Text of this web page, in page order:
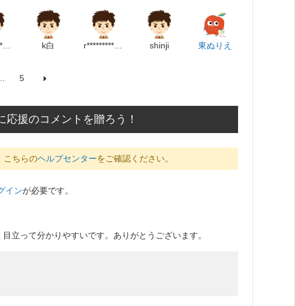
k白 r********************m shinji 東ぬりえ
5
援のコメントを贈ろう！
こちらのヘルプセンターをご確認ください。
インが必要です。
立って分かりやすいです。ありがとうございます。